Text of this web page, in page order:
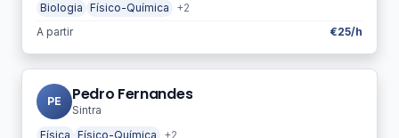
Biologia Físico-Química
+2
A partir
€25/h
PE Pedro Fernandes
Sintra
Física Físico-Química
+2